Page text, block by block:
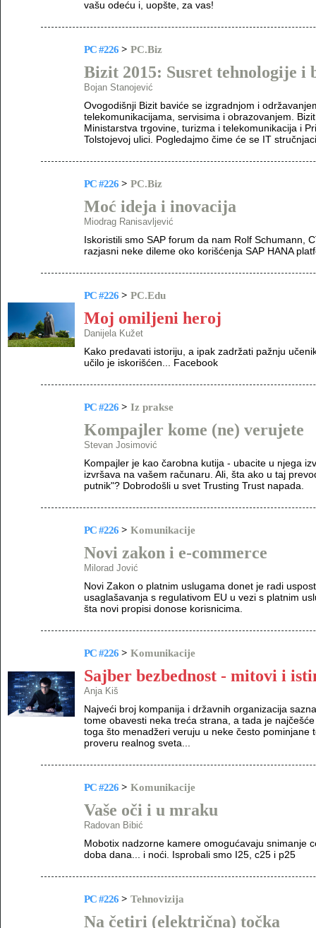
vašu odeću i, uopšte, za vas!
PC #226 > PC.Biz
Bizit 2015: Susret tehnologije i
Bojan Stanojević
Ovogodišnji Bizit baviće se izgradnjom i
telekomunikacijama, servisima i obrazovanjem.
Ministarstva trgovine, turizma i telekomunikacija i
Tolstojevoj ulici. Pogledajmo čime će se IT
PC #226 > PC.Biz
Moć ideja i inovacija
Miodrag Ranisavljević
Iskoristili smo SAP forum da nam Rolf Schumann,
razjasni neke dileme oko korišćenja SAP HA­NA
PC #226 > PC.Edu
Moj omiljeni heroj
Danijela Kužet
Kako predavati istoriju, a ipak zadržati pažnju
učilo je iskorišćen... Facebook
PC #226 > Iz prakse
Kompajler kome (ne) verujete
Stevan Josimović
Kompajler je kao čarobna kutija - ubacite u njega
izvršava na vašem računaru. Ali, šta ako u taj
putnik"? Dobrodošli u svet Trusting Trust napada.
PC #226 > Komunikacije
Novi zakon i e-commerce
Milorad Jović
Novi Zakon o platnim uslugama donet je radi
usaglašavanja s regulativom EU u vezi s platnim
šta novi propisi donose korisnicima.
PC #226 > Komunikacije
Sajber bezbednost - mitovi i
Anja Kiš
Najveći broj kompanija i državnih organizacija
tome obavesti neka treća strana, a tada je
toga što menadžeri veruju u neke često pominjane
proveru realnog sveta...
PC #226 > Komunikacije
Vaše oči i u mraku
Radovan Bibić
Mobotix nadzorne kamere omogućavaju snimanje
doba dana... i noći. Isprobali smo I25, c25 i p25
PC #226 > Tehnovizija
Na četiri (električna) točka